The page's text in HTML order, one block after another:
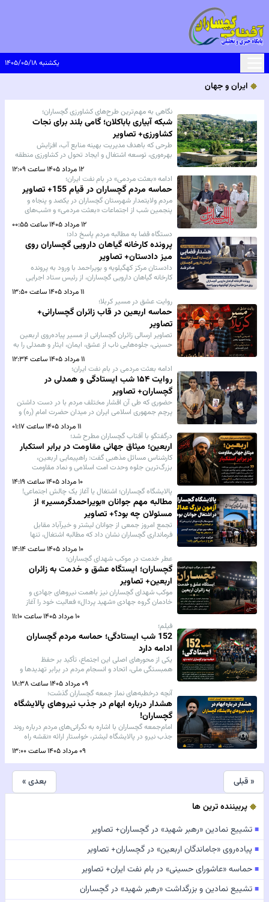
یکشنبه ۱۴۰۵/۰۵/۱۸
ایران و جهان
نگاهی به مهم‌ترین طرح‌های کشاورزی گچساران؛
شبکه آبیاری باباکلان؛ گامی بلند برای نجات
کشاورزی+ تصاویر
طرحی که باهدف مدیریت بهینه منابع آب، افزایش
بهره‌وری، توسعه اشتغال و ایجاد تحول در کشاورزی منطقه
در حال اجراست و می‌تواند زمینه‌ساز رونق اقتصادی و
توسعه پایدار در جنوب گچساران باشد.
۱۲ مرداد ۱۴۰۵ ساعت ۱۲:۰۹
ادامه «بعثت مردمی» در بام نفت ایران؛
حماسه مردم گچساران در قیام 155+ تصاویر
مردم ولایتمدار شهرستان گچساران در یکصد و پنجاه و
پنجمین شب از اجتماعات «بعثت مردمی» و «شب‌های
اقتدار»، بار دیگر با حضور پرشور خود، صحنه‌ای از همدلی،
اتحاد و مشارکت اجتماعی را رقم زدند.
۱۲ مرداد ۱۴۰۵ ساعت ۰۰:۵۵
دستگاه قضا به مطالبه مردم پاسخ داد؛
پرونده کارخانه گیاهان دارویی گچساران روی
میز دادستان+ تصاویر
دادستان مرکز کهگیلویه و بویراحمد با ورود به پرونده
کارخانه گیاهان دارویی گچساران، از رئیس ستاد اجرایی
فرمان امام(ره) خواست درباره وضعیت این پروژه، دلایل
توقف بهره‌برداری و هرگونه تصمیم درباره انتقال تجهیزات،
پاسخ‌گویی کند.
۱۱ مرداد ۱۴۰۵ ساعت ۱۳:۵۰
روایت عشق در مسیر کربلا؛
حماسه اربعین در قاب زائران گچسارانی+
تصاویر
تصاویر ارسالی زائران گچسارانی از مسیر پیاده‌روی اربعین
حسینی، جلوه‌هایی ناب از عشق، ایمان، ایثار و همدلی را به
تصویر کشیده است؛ قاب‌هایی که روایتگر بزرگ‌ترین
اجتماع عاشقان حضرت اباعبدالله الحسین(ع) در جهان
است.
۱۱ مرداد ۱۴۰۵ ساعت ۱۲:۳۴
ادامه بعثت مردمی در بام نفت ایران؛
روایت ۱۵۴ شب ایستادگی و همدلی در
گچساران+ تصاویر
حضوری که طی آن اقشار مختلف مردم با در دست داشتن
پرچم جمهوری اسلامی ایران در میدان حضرت امام (ره) و
خیابان‌های مرکزی شهر گرد هم آمدند و بر وحدت، همدلی،
عزت ملی و پشتیبانی از آرمان‌های انقلاب اسلامی و نیروهای
مسلح تأکید کردند.
۱۱ مرداد ۱۴۰۵ ساعت ۰۱:۱۷
درگفتگو با آفتاب گچساران مطرح شد؛
اربعین؛ میثاق جهانی مقاومت در برابر استکبار
کارشناس مسائل مذهبی گفت: راهپیمایی اربعین،
بزرگ‌ترین جلوه وحدت امت اسلامی و نماد مقاومت
آگاهانه در برابر ظلم و استکبار جهانی است؛ حرکتی که
بیش از گذشته پیام عدالت‌خواهی و آزادگی مکتب امام
حسین (ع) را به جهانیان مخابره می‌کند.
۱۰ مرداد ۱۴۰۵ ساعت ۱۴:۱۹
پالایشگاه گچساران؛ اشتغال یا آغاز یک چالش اجتماعی!
مطالبه مهم جوانان «بویراحمدگرمسیر» از
مسئولان چه بود؟+ تصاویر
تجمع امروز جمعی از جوانان لیشتر و خیرآباد مقابل
فرمانداری گچساران نشان داد که مطالبه اشتغال، تنها
درخواست برای استخدام نیست، بلکه مطالبه‌ای برای اجرای
عدالت، شفافیت و رعایت حقوق نیروهای بومی است.
۱۰ مرداد ۱۴۰۵ ساعت ۱۴:۱۴
عطر خدمت در موکب شهدای گچساران؛
گچساران؛ ایستگاه عشق و خدمت به زائران
اربعین+ تصاویر
موکب شهدای گچساران نیز باهمت نیروهای جهادی و
خادمان گروه جهادی «شهید پردال» فعالیت خود را آغاز
کرده تا همچون سال‌های گذشته، با ارائه خدمات فرهنگی،
رفاهی و پذیرایی، سهمی در میزبانی از خیل عاشقان
حسینی داشته باشد.
۱۰ مرداد ۱۴۰۵ ساعت ۱۱:۱۰
فیلم؛
152 شب ایستادگی؛ حماسه مردم گچساران
ادامه دارد
یکی از محورهای اصلی این اجتماع، تأکید بر حفظ
همبستگی ملی، اتحاد و انسجام مردم در برابر تهدیدها و
توطئه‌های دشمنان بود؛ موضوعی که شرکت‌کنندگان آن را
مهم‌ترین پشتوانه اقتدار و امنیت ایران اسلامی دانستند.
۰۹ مرداد ۱۴۰۵ ساعت ۱۸:۳۸
آنچه درخطبه‌های نماز جمعه گچساران گذشت؛
هشدار درباره ابهام در جذب نیروهای پالایشگاه
گچساران!
امام‌جمعه گچساران با اشاره به نگرانی‌های مردم درباره روند
جذب نیرو در پالایشگاه لیشتر، خواستار ارائه «نقشه راه
شفاف» برای استخدام و به‌کارگیری نیروهای این طرح بزرگ
۰۹ مرداد ۱۴۰۵ ساعت ۱۳:۰۰
« قبلی
بعدی »
پربیننده ترین ها
■ تشییع نمادین «رهبر شهید» در گچساران+ تصاویر
■ پیاده‌روی «جاماندگان اربعین» در گچساران+ تصاویر
■ حماسه «عاشورای حسینی» در بام نفت ایران+ تصاویر
■ تشییع نمادین و بزرگداشت «رهبر شهید» در گچساران